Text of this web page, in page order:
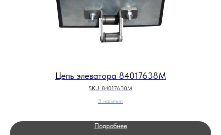
Цепь элеватора 84017638M
SKU: 84017638M
В наличии
Подробнее